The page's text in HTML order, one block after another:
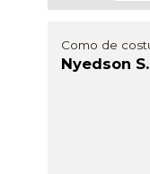
Como de
Nyedson S.